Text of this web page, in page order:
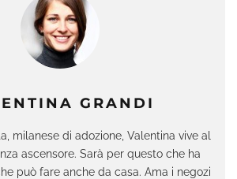
GRANDI
milanese di adozione, Valentina vive al
ascensore. Sarà per questo che ha
può fare anche da casa. Ama i negozi